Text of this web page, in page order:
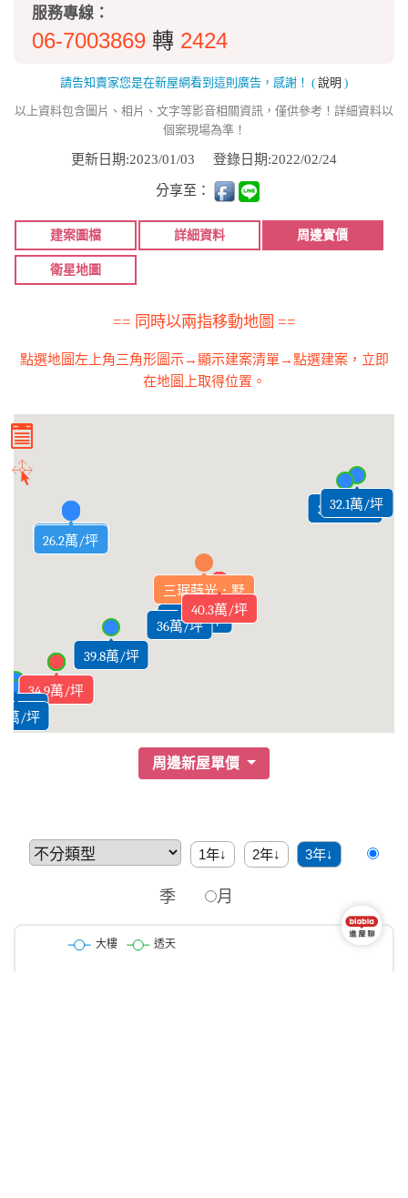
服務專線：
06-7003869 轉 2424
請告知賣家您是在新屋網看到這則廣告，感謝！ ( 說明 )
以上資料包含圖片、相片、文字等影音相關資訊，僅供參考！詳細資料以
個案現場為準！
更新日期:2023/01/03 登錄日期:2022/02/24
分享至：
建案圖檔 詳細資料 周邊實價
衛星地圖
== 同時以兩指移動地圖 ==
點選地圖左上角三角形圖示→顯示建案清單→點選建案，立即
在地圖上取得位置。
三琚蒔光．墅
33.6萬/坪
39.8萬/坪
39.8萬/坪
36萬/坪
36萬/坪
35萬/坪
34.9萬/坪
萬/坪
萬/坪
25.4萬/坪
30.3萬/坪
29.6萬/坪
41.8萬/坪
42.7萬/坪
40.1萬/坪
40.9萬/坪
41.9萬/坪
40.6萬/坪
40.3萬/坪
34.2萬/坪
32.1萬/坪
27.5萬/坪
26.2萬/坪
周邊新屋單價
1年↓ 2年↓ 3年↓
季 月